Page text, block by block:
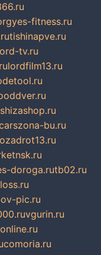
yes-fitness.ru
tishinapve.ru
tv.ru
lordfilm13.ru
bu.ru
doroga.rutb02.ru
pic.ru
vgurin.ru